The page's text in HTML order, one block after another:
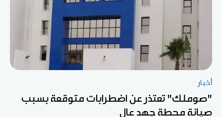
أخبار
"صوملك" تعتذر عن اضطرابات متوقعة بسبب
صيانة محطة جهد عال